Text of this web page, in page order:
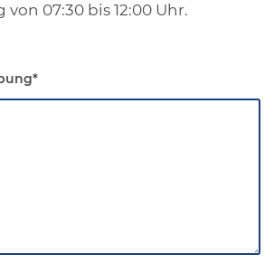
07:30 bis 12:00 Uhr.
*